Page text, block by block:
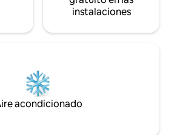
otros
instalaciones
acondicionado